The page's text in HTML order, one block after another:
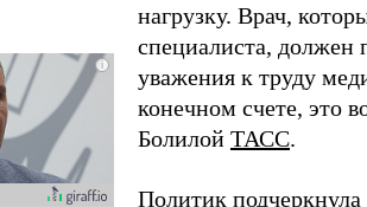
нагрузку. Врач,
специалиста, должен
уважения к труду
конечном счете, это
Болилой ТАСС.
Политик